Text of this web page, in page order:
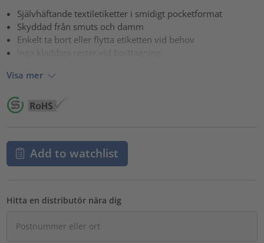
Självhäftande textiletiketter i smidigt pocketformat
Skyddad från smuts och damm
Enkelt ta bort eller flytta etiketten vid behov
Visa mer
Add to watchlist
Hitta en distributör nära dig